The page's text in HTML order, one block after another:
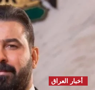
أخبار العراق